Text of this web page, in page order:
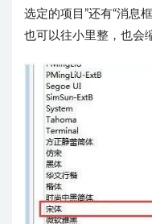
选定的项目 ”还有“消息
也可以往小里整，也会